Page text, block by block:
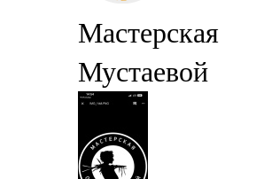
Мастерская
Мустаевой